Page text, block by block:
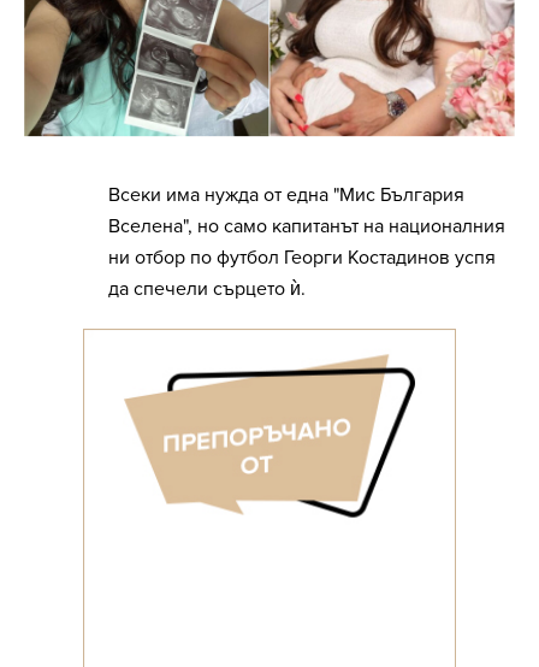
Всеки има нужда от една "Мис България
Вселена", но само капитанът на националния
ни отбор по футбол Георги Костадинов успя
да спечели сърцето ѝ.